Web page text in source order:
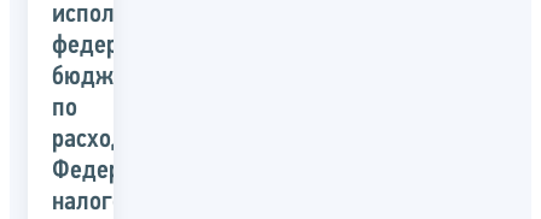
исполнении
федерального
бюджета
по
расходам
Федеральной
налоговой